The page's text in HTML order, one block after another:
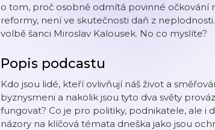
o tom, proč osobně odmítá povinné očkování
reformy, není ve skutečnosti daň z
volbě šanci Miroslav Kalousek. No co myslíte?
Popis podcastu
Kdo jsou lidé, kteří ovlivňují náš život a
byznysmeni a nakolik jsou tyto dva světy
fungovat? Co je pro politiky, podnikatele, ale i
názory na klíčová témata dneška jako jsou